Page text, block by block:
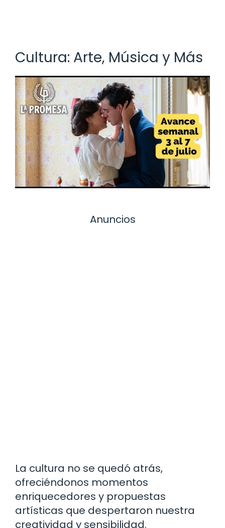
Cultura: Arte, Música y Más
Anuncios
La cultura no se quedó atrás,
ofreciéndonos momentos
enriquecedores y propuestas
artísticas que despertaron nuestra
creatividad y sensibilidad.